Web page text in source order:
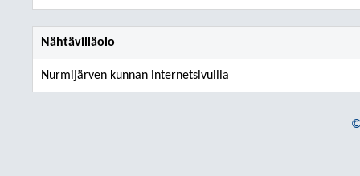
Nähtävilläolo
Nurmijärven kunnan internetsivuilla